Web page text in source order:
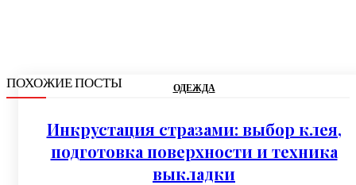
ПОХОЖИЕ ПОСТЫ ОДЕЖДА
Инкрустация стразами: выбор клея,
подготовка поверхности и техника
выкладки